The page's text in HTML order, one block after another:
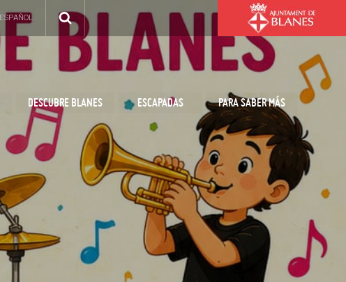
ESPAÑOL
DESCUBRE BLANES ESCAPADAS PARA SABER MÁS